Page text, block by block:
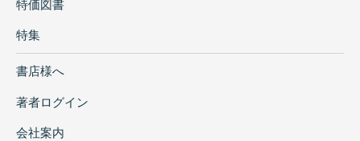
特価図書
特集
書店様へ
著者ログイン
会社案内